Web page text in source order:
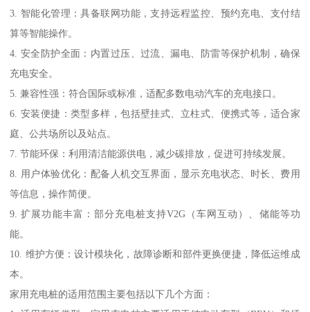
3. 智能化管理：具备联网功能，支持远程监控、预约充电、支付结
算等智能操作。
4. 安全防护全面：内置过压、过流、漏电、防雷等保护机制，确保
充电安全。
5. 兼容性强：符合国际或标准，适配多数电动汽车的充电接口。
6. 安装便捷：类型多样，包括壁挂式、立柱式、便携式等，适合家
庭、公共场所以及站点。
7. 节能环保：利用清洁能源供电，减少碳排放，促进可持续发展。
8. 用户体验优化：配备人机交互界面，显示充电状态、时长、费用
等信息，操作简便。
9. 扩展功能丰富：部分充电桩支持V2G（车网互动）、储能等功
能。
10. 维护方便：设计模块化，故障诊断和部件更换便捷，降低运维成
本。
家用充电桩的适用范围主要包括以下几个方面：